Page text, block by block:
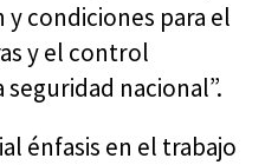
condiciones para el
y el control
nacional”.
énfasis en el trabajo